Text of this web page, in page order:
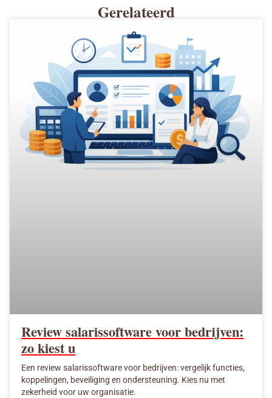
Gerelateerd
Review salarissoftware voor bedrijven:
zo kiest u
Een review salarissoftware voor bedrijven: vergelijk functies,
koppelingen, beveiliging en ondersteuning. Kies nu met
zekerheid voor uw organisatie.